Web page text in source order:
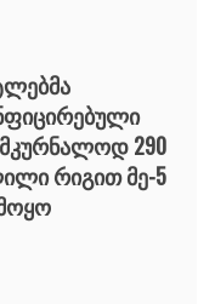
290
რიგით მე-5